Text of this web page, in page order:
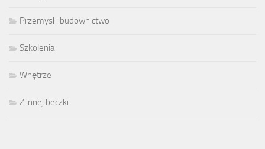
Przemysł i budownictwo
Szkolenia
Wnętrze
Z innej beczki